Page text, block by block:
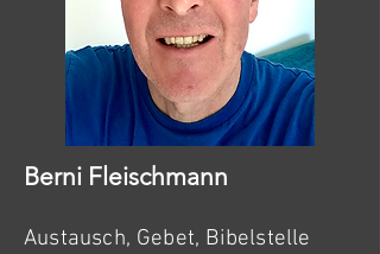
Berni Fleischmann
Austausch, Gebet, Bibelstelle